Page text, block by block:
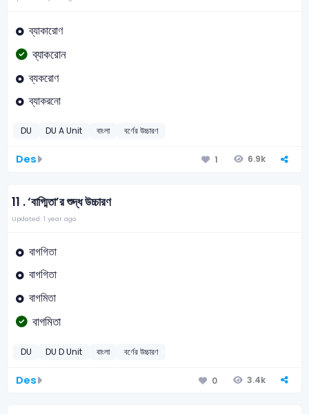
ব্যাকারোণ
ব্যাকরোন
ব্যকরোণ
ব্যাকরনো
DU DU A Unit বাংলা বর্ণের উচ্চারণ
Des 1 6.9k
11 .‘বাগ্মিতা’র শুদ্ধ উচ্চারণ
Updated: 1 year ago
বাগগিতা
বাগগিতা
বাগমিতা
বাগমিতা
DU DU D Unit বাংলা বর্ণের উচ্চারণ
Des 0 3.4k